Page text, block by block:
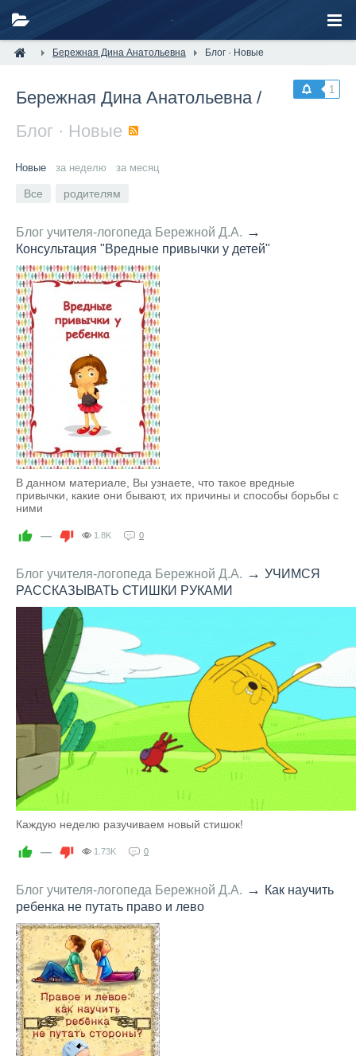
Бережная Дина Анатольевна Блог · Новые
1
Бережная Дина Анатольевна/
Блог · Новые
Новые за неделю за месяц
Все родителям
Блог учителя-логопеда Бережной Д.А. →
Консультация "Вредные привычки у детей"
В данном материале, Вы узнаете, что такое вредные
привычки, какие они бывают, их причины и способы борьбы с
ними
— 1.8K 0
Блог учителя-логопеда Бережной Д.А. → УЧИМСЯ
РАССКАЗЫВАТЬ СТИШКИ РУКАМИ
Каждую неделю разучиваем новый стишок!
— 1.73K 0
Блог учителя-логопеда Бережной Д.А. → Как научить
ребенка не путать право и лево